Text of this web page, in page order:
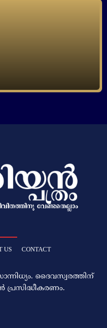
US CONTACT
ദൈവസ്വരത്തിന്‌